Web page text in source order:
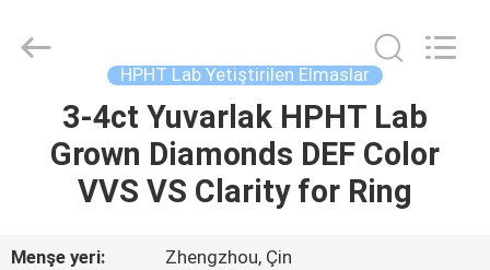
ÜRÜN:%
Crystal
Co.,Ltd.
HPHT Lab Yetiştirilen Elmaslar
3-4ct Yuvarlak HPHT Lab
Grown Diamonds DEF Color
VVS VS Clarity for Ring
Menşe yeri:
Zhengzhou, Çin